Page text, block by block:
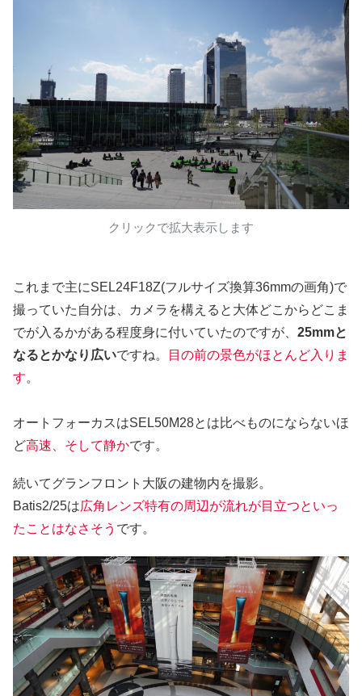
クリックで拡大表示します
これまで主にSEL24F18Z(フルサイズ換算36mmの画角)で
撮っていた自分は、カメラを構えると大体どこからどこま
でが入るかがある程度身に付いていたのですが、 25mmと
なるとかなり広いですね。
目の前の景色がほとんど入りま
す。
オートフォーカスはSEL50M28とは比べものにならないほ
ど高速、そして静かです。
続いてグランフロント大阪の建物内を撮影。
Batis2/25は広角レンズ特有の周辺が流れが目立つといっ
たことはなさそう です。